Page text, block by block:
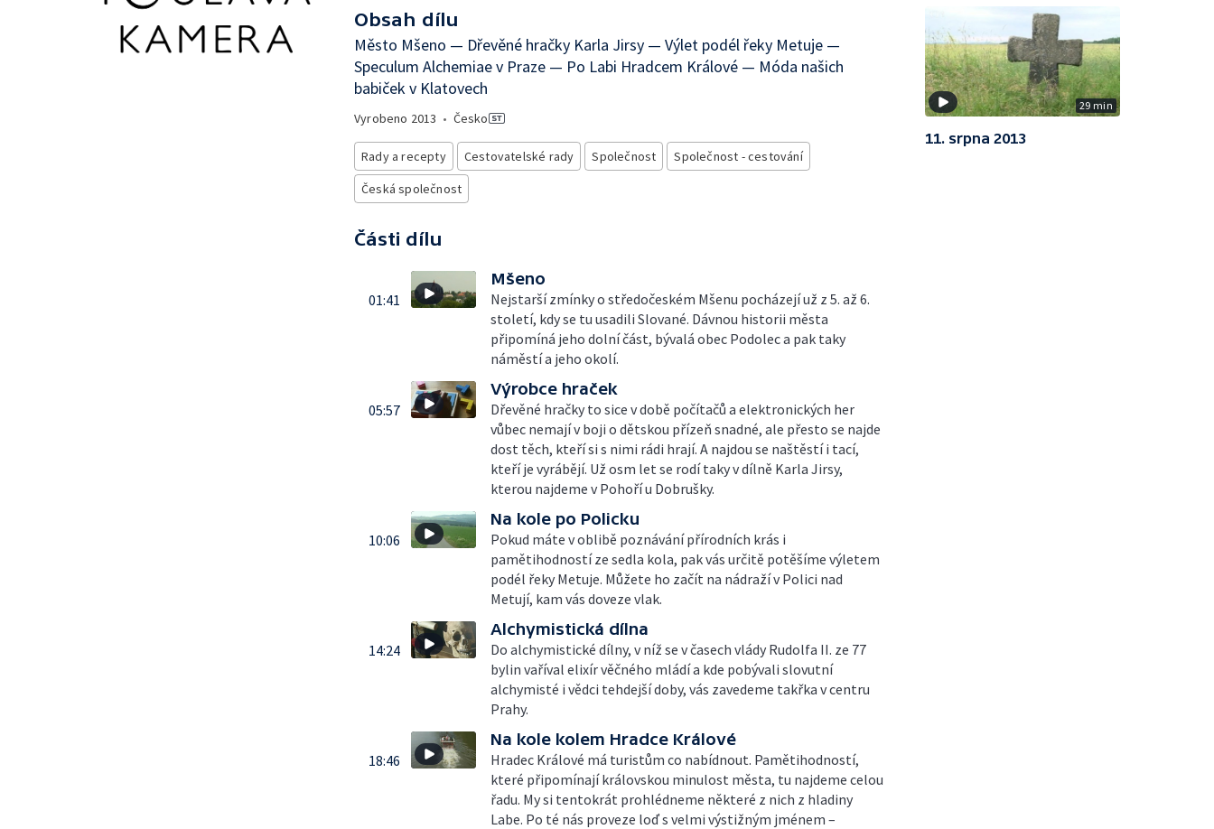
Obsah dílu
Město Mšeno — Dřevěné hračky Karla Jirsy — Výlet podél řeky Metuje —
Speculum Alchemiae v Praze — Po Labi Hradcem Králové — Móda našich
babiček v Klatovech
Vyrobeno 2013 • Česko
Rady a recepty Cestovatelské rady Společnost
Společnost - cestování
Česká společnost
Části dílu
01:41
Mšeno
Nejstarší zmínky o středočeském Mšenu pocházejí už z 5. až 6.
století, kdy se tu usadili Slované. Dávnou historii města
připomíná jeho dolní část, bývalá obec Podolec a pak taky
náměstí a jeho okolí.
05:57
Výrobce hraček
Dřevěné hračky to sice v době počítačů a elektronických her
vůbec nemají v boji o dětskou přízeň snadné, ale přesto se najde
dost těch, kteří si s nimi rádi hrají. A najdou se naštěstí i tací,
kteří je vyrábějí. Už osm let se rodí taky v dílně Karla Jirsy,
kterou najdeme v Pohoří u Dobrušky.
10:06
Na kole po Policku
Pokud máte v oblibě poznávání přírodních krás i
pamětihodností ze sedla kola, pak vás určitě potěšíme výletem
podél řeky Metuje. Můžete ho začít na nádraží v Polici nad
Metují, kam vás doveze vlak.
14:24
Alchymistická dílna
Do alchymistické dílny, v níž se v časech vlády Rudolfa II. ze 77
bylin vaříval elixír věčného mládí a kde pobývali slovutní
alchymisté i vědci tehdejší doby, vás zavedeme takřka v centru
Prahy.
18:46
Na kole kolem Hradce Králové
Hradec Králové má turistům co nabídnout. Pamětihodností,
které připomínají královskou minulost města, tu najdeme celou
řadu. My si tentokrát prohlédneme některé z nich z hladiny
Labe. Po té nás proveze loď s velmi výstižným jménem –
29 min
11. srpna 2013